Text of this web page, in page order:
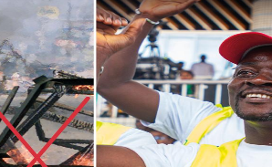
AIP
22 avr. 2026, 16:41
Des bureaux ravagés dans un
incendie survenu à la mairie...
AIP
10 avr. 2026, 09:48
Nommé Médiateur de la
République, Gaoussou Touré